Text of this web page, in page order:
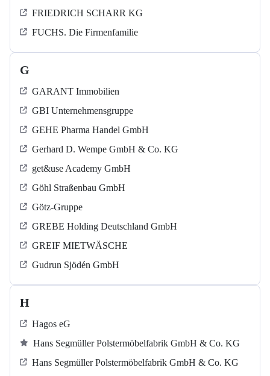
FRIEDRICH SCHARR KG
FUCHS. Die Firmenfamilie
G
GARANT Immobilien
GBI Unternehmensgruppe
GEHE Pharma Handel GmbH
Gerhard D. Wempe GmbH & Co. KG
get&use Academy GmbH
Göhl Straßenbau GmbH
Götz-Gruppe
GREBE Holding Deutschland GmbH
GREIF MIETWÄSCHE
Gudrun Sjödén GmbH
H
Hagos eG
Hans Segmüller Polstermöbelfabrik GmbH & Co. KG
Hans Segmüller Polstermöbelfabrik GmbH & Co. KG